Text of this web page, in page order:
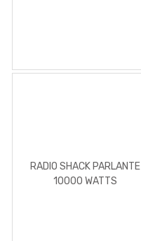
RADIO SHACK PARLANTE
10000 WATTS